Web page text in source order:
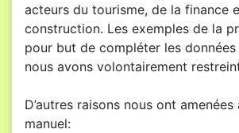
acteurs du tourisme, de la finance
construction. Les exemples de la
pour but de compléter les
nous avons volontairement
D’autres raisons nous ont
manuel: